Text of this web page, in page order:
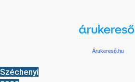
Árukereső.hu
Széchenyi